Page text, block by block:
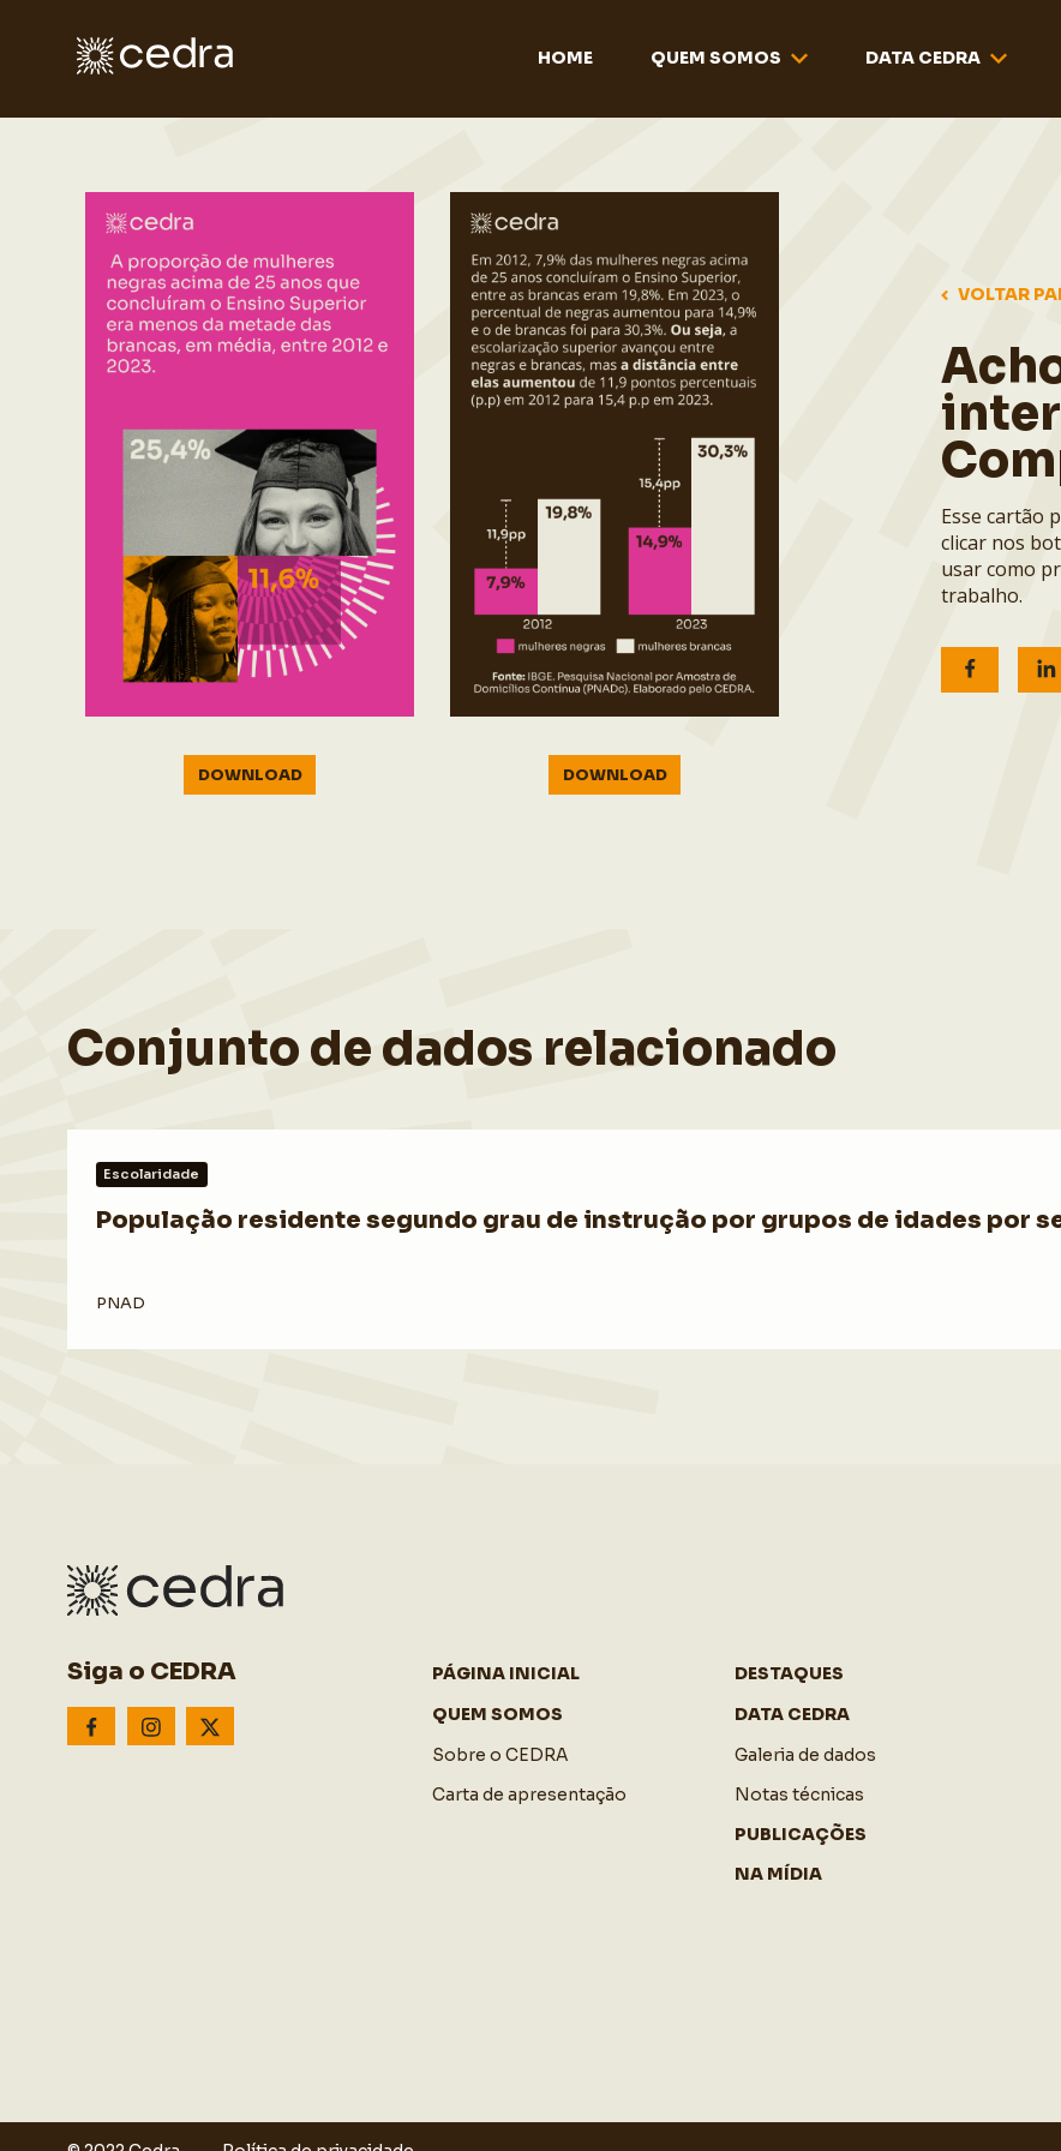
HOME QUEM SOMOS DATA CEDRA
DOWNLOAD DOWNLOAD
VOLTAR
Esse cartão
clicar nos
usar como
trabalho.
Conjunto de dados relacionado
Escolaridade
População residente segundo grau de instrução por grupos de idades por
PNAD
Siga o CEDRA
PÁGINA INICIAL
QUEM SOMOS
Sobre o CEDRA
Carta de apresentação
DESTAQUES
DATA CEDRA
Galeria de dados
Notas técnicas
PUBLICAÇÕES
NA MÍDIA